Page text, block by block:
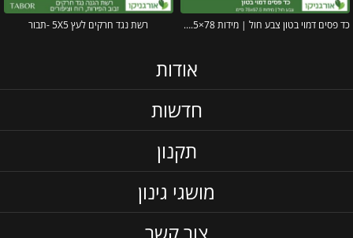
כד פסים דמוי בטון צבע חול | מידות 78×67.5 ס״מ רשת נגד חרקים לעץ 5X5 -תבור
אודות
חדשות
תקנון
מושגי גינון